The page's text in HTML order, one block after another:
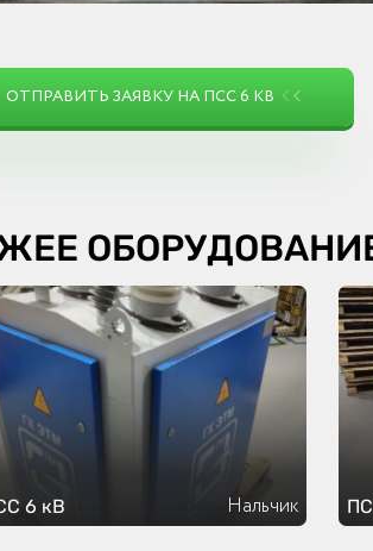
ОТПРАВИТЬ ЗАЯВКУ НА ПСС 6 КВ
6 кВ Нальчик